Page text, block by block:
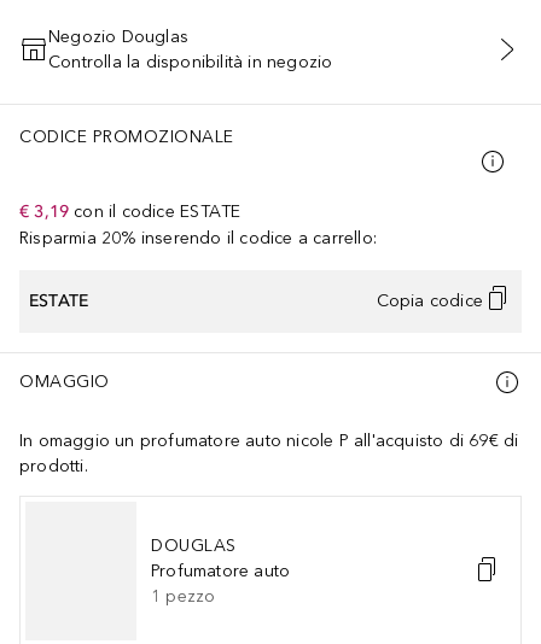
AGGIUNGI AL CARRELLO
Negozio Douglas
Controlla la disponibilità in negozio
CODICE PROMOZIONALE
€ 3,19 con il codice ESTATE
Risparmia 20% inserendo il codice a carrello:
ESTATE Copia codice
OMAGGIO
In omaggio un profumatore auto nicole P all'acquisto di 69€ di
prodotti.
DOUGLAS
Profumatore auto
1 pezzo